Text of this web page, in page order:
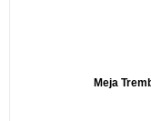
Meja